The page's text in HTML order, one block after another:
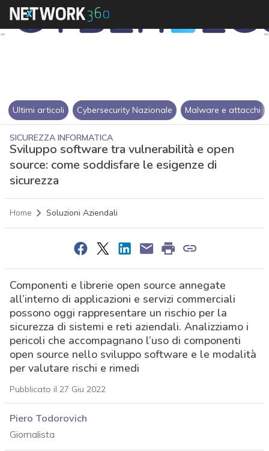
Ultimi articoli Cybersecurity Nazionale Malware e attacchi
SICUREZZA INFORMATICA
Sviluppo software tra vulnerabilità e open
source: come soddisfare le esigenze di
sicurezza
Home Soluzioni Aziendali
Componenti e librerie open source annegate
all’interno di applicazioni e servizi commerciali
possono oggi rappresentare un rischio per la
sicurezza di sistemi e reti aziendali. Analizziamo i
pericoli che accompagnano l’uso di componenti
open source nello sviluppo software e le modalità
per valutare rischi e rimedi
Pubblicato il 27 Giu 2022
Piero Todorovich
Giornalista